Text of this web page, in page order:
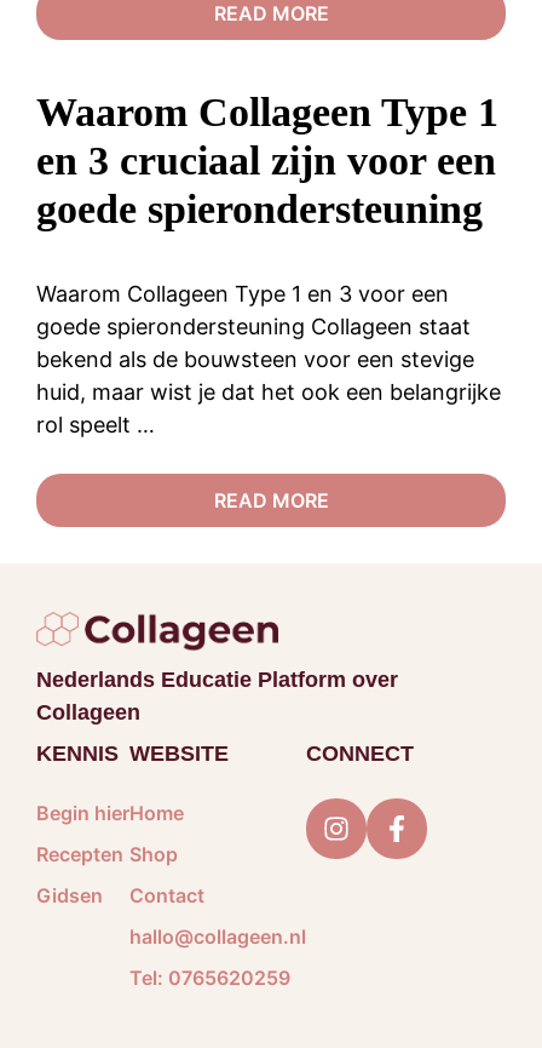
READ MORE
Waarom Collageen Type 1
en 3 cruciaal zijn voor een
goede spierondersteuning
Waarom Collageen Type 1 en 3 voor een
goede spierondersteuning Collageen staat
bekend als de bouwsteen voor een stevige
huid, maar wist je dat het ook een belangrijke
rol speelt …
READ MORE
Nederlands Educatie Platform over
Collageen
KENNIS
Begin hier
Recepten
Gidsen
WEBSITE
Home
Shop
Contact
hallo@collageen.nl
Tel: 0765620259
CONNECT